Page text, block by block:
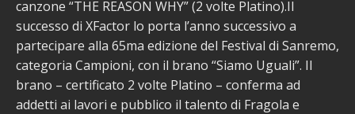
canzone “THE REASON WHY” (2 volte Platino).Il
successo di XFactor lo porta l’anno successivo a
partecipare alla 65ma edizione del Festival di Sanremo,
categoria Campioni, con il brano “Siamo Uguali”. Il
brano – certificato 2 volte Platino – conferma ad
addetti ai lavori e pubblico il talento di Fragola e